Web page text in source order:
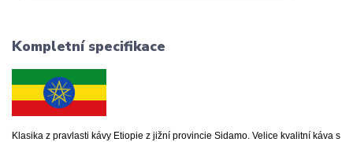
Kompletní specifikace
Klasika z pravlasti kávy Etiopie z jižní provincie Sidamo. Velice kvalitní káva s